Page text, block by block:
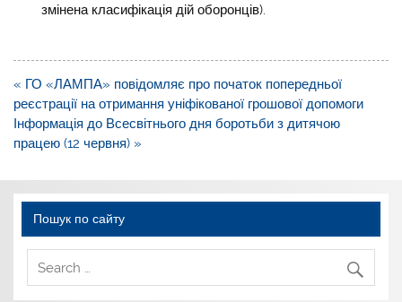
змінена класифікація дій оборонців).
Навігація
записів
« ГО «ЛАМПА» повідомляє про початок попередньої
реєстрації на отримання уніфікованої грошової допомоги
Інформація до Всесвітнього дня боротьби з дитячою
працею (12 червня) »
Пошук по сайту